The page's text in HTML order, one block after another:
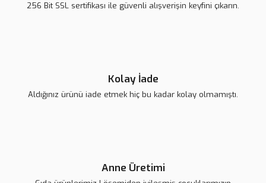
256 Bit SSL sertifikası ile güvenli alışverişin keyfini çıkarın.
Kolay İade
Aldığınız ürünü iade etmek hiç bu kadar kolay olmamıştı.
Anne Üretimi